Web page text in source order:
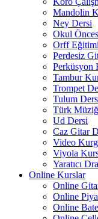
Mandolin
Ney Dersi
Okul
Orff Eğitimi
Perdesiz
Perküsyon
Tambur
Trompet
Tulum
Türk
Ud Dersi
Caz Gitar
Video
Viyola
Yaratıcı
Online Kurslar
Online
Online
Online